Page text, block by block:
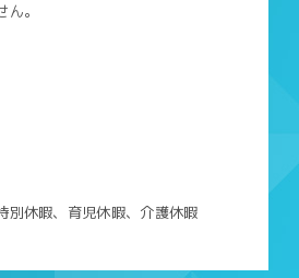
。
別休暇、育児休暇、介護休暇